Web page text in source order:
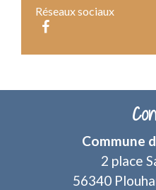
Réseaux sociaux
Commune
2 place
56340